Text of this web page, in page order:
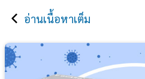
อ่านเนื้อหาเต็ม